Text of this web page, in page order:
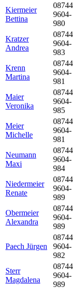
Kiermeier
Bettina
08744
9604-
980
Kratzer
Andrea
08744
9604-
983
Krenn
Martina
08744
9604-
981
Maier
Veronika
08744
9604-
985
Meier
Michelle
08744
9604-
981
Neumann
Maxi
08744
9604-
984
Niedermeier
Renate
08744
9604-
989
Obermeier
Alexandra
08744
9604-
989
Paech Jürgen
08744
9604-
982
Sterr
Magdalena
08744
9604-
989